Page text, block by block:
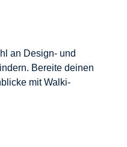
an Design- und
Bereite deinen
mit Walki-